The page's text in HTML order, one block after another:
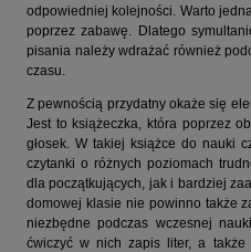
odpowiedniej kolejności. Warto
poprzez zabawę. Dlatego
pisania należy wdrażać również
czasu.
Z pewnością przydatny okaże się
Jest to książeczka, która poprzez
głosek. W takiej książce do nauki
czytanki o różnych poziomach
dla początkujących, jak i bardziej
domowej klasie nie powinno także
niezbędne podczas wczesnej
ćwiczyć w nich zapis liter, a także